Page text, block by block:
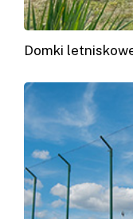
Domki